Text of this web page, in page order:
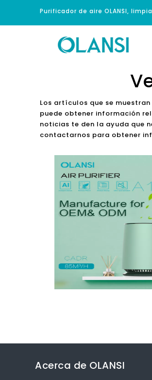
Purificador de aire OLANSI,
Los artículos que se
puede obtener información
noticias te den la ayuda que
contactarnos para obtener
Acerca de OLANSI